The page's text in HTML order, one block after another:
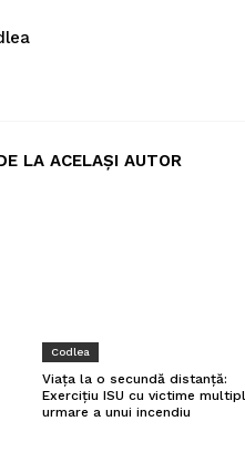
LA ACELAȘI AUTOR
Codlea
Viața la o secundă distanță:
Exercițiu ISU cu victime
urmare a unui incendiu